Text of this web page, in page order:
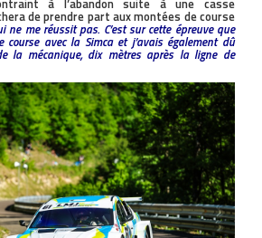
de prendre part aux montées de course
ne me réussit pas. C’est sur cette épreuve que
course avec la Simca et j’avais également dû
la mécanique, dix mètres après la ligne de